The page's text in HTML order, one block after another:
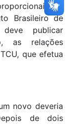
ao
Brasileiro de
publicar
as relações
que efetua
novo deveria
de dois